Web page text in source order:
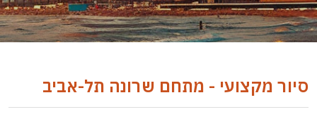
סיור מקצועי - מתחם שרונה תל-אביב